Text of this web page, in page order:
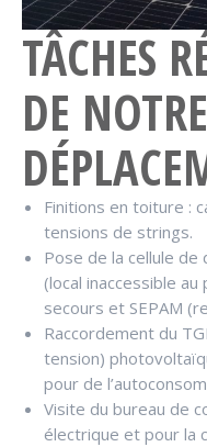
TÂCHES
DE
Finitions en toiture :
tensions de strings.
Pose de la cellule
(local inaccessible
secours et SEPAM
Raccordement du
tension)
pour de
Visite du bureau de
électrique et pour la